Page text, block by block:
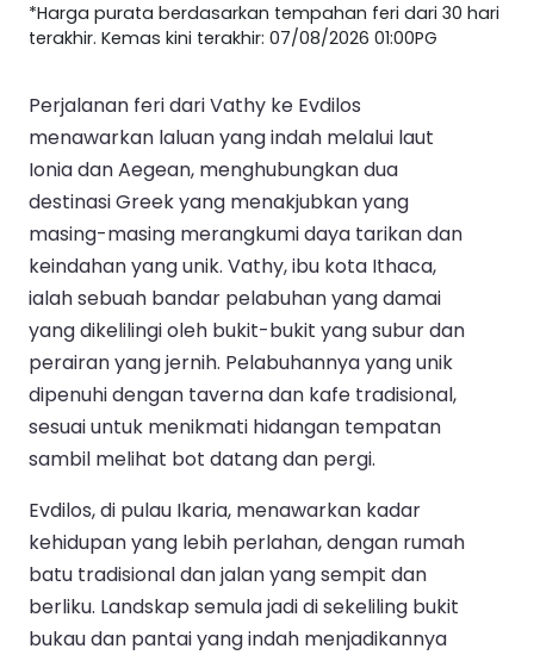
*Harga purata berdasarkan tempahan feri dari 30 hari
terakhir. Kemas kini terakhir: 07/08/2026 01:00PG
Perjalanan feri dari Vathy ke Evdilos
menawarkan laluan yang indah melalui laut
Ionia dan Aegean, menghubungkan dua
destinasi Greek yang menakjubkan yang
masing-masing merangkumi daya tarikan dan
keindahan yang unik. Vathy, ibu kota Ithaca,
ialah sebuah bandar pelabuhan yang damai
yang dikelilingi oleh bukit-bukit yang subur dan
perairan yang jernih. Pelabuhannya yang unik
dipenuhi dengan taverna dan kafe tradisional,
sesuai untuk menikmati hidangan tempatan
sambil melihat bot datang dan pergi.
Evdilos, di pulau Ikaria, menawarkan kadar
kehidupan yang lebih perlahan, dengan rumah
batu tradisional dan jalan yang sempit dan
berliku. Landskap semula jadi di sekeliling bukit
bukau dan pantai yang indah menjadikannya